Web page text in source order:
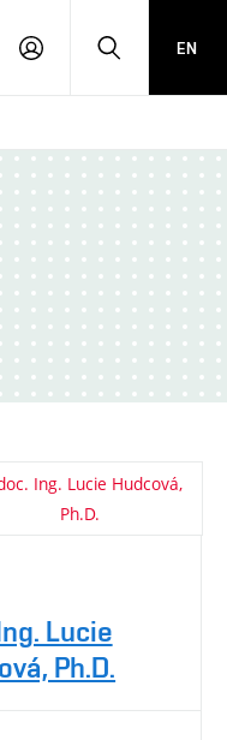
PŘIHLÁSITHLEDAT
EN
Lucie
Ph.D.